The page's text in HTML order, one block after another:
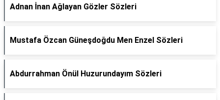
Adnan İnan Ağlayan Gözler Sözleri
Mustafa Özcan Güneşdoğdu Men Enzel Sözleri
Abdurrahman Önül Huzurundayım Sözleri